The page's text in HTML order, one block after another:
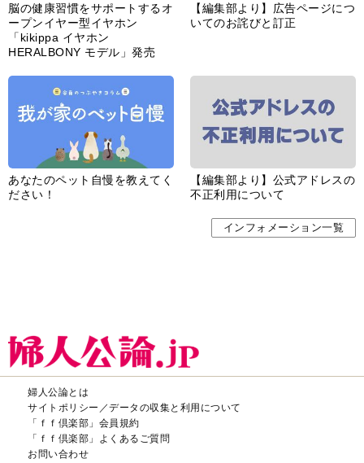
脳の健康習慣をサポートするオ
ープンイヤー型イヤホン
「kikippa イヤホン
HERALBONY モデル」発売
【編集部より】広告ページにつ
いてのお詫びと訂正
あなたのペット自慢を教えてく
ださい！
【編集部より】公式アドレスの
不正利用について
インフォメーション一覧
婦人公論とは
サイトポリシー／データの収集と利用について
「ｆｆ倶楽部」会員規約
「ｆｆ倶楽部」よくあるご質問
お問い合わせ